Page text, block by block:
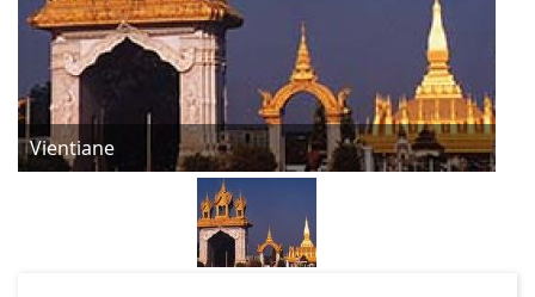
Vientiane